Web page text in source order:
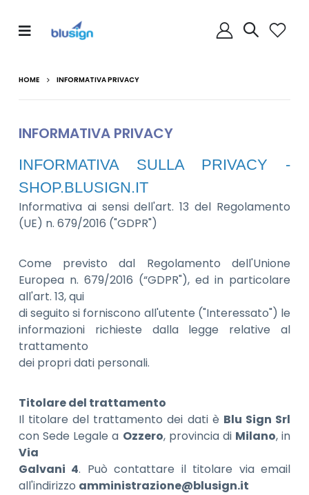
HOME INFORMATIVA PRIVACY
INFORMATIVA PRIVACY
INFORMATIVA SULLA PRIVACY -
SHOP.BLUSIGN.IT
Informativa ai sensi dell'art. 13 del Regolamento
(UE) n. 679/2016 ("GDPR")
Come previsto dal Regolamento dell'Unione
Europea n. 679/2016 (“GDPR"), ed in particolare
all'art. 13, qui
di seguito si forniscono all'utente ("Interessato") le
informazioni richieste dalla legge relative al
trattamento
dei propri dati personali.
Titolare del trattamento
Il titolare del trattamento dei dati è Blu Sign Srl
con Sede Legale a Ozzero, provincia di Milano, in
Via
Galvani 4. Può contattare il titolare via email
all'indirizzo amministrazione@blusign.it